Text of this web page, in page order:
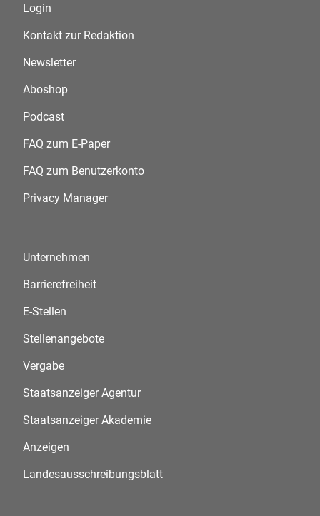
Login
Kontakt zur Redaktion
Newsletter
Aboshop
Podcast
FAQ zum E-Paper
FAQ zum Benutzerkonto
Privacy Manager
Unternehmen
Barrierefreiheit
E-Stellen
Stellenangebote
Vergabe
Staatsanzeiger Agentur
Staatsanzeiger Akademie
Anzeigen
Landesausschreibungsblatt